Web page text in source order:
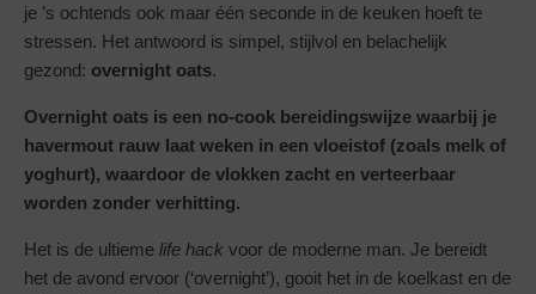
je ’s ochtends ook maar één seconde in de keuken hoeft te
stressen. Het antwoord is simpel, stijlvol en belachelijk
gezond: overnight oats.
Overnight oats is een no-cook bereidingswijze waarbij je
havermout rauw laat weken in een vloeistof (zoals melk of
yoghurt), waardoor de vlokken zacht en verteerbaar
worden zonder verhitting.
Het is de ultieme life hack voor de moderne man. Je bereidt
het de avond ervoor (‘overnight’), gooit het in de koelkast en de